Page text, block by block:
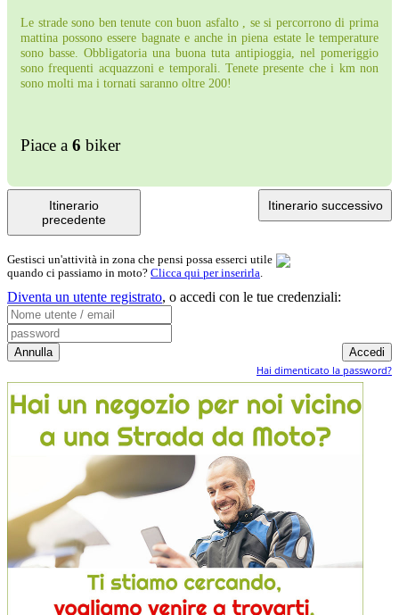
Le strade sono ben tenute con buon asfalto , se si percorrono di prima
mattina possono essere bagnate e anche in piena estate le temperature
sono basse. Obbligatoria una buona tuta antipioggia, nel pomeriggio
sono frequenti acquazzoni e temporali. Tenete presente che i km non
sono molti ma i tornati saranno oltre 200!
Piace a 6 biker
Itinerario
precedente
Itinerario successivo
Gestisci un'attività in zona che pensi possa esserci utile
quando ci passiamo in moto? Clicca qui per inserirla.
Diventa un utente registrato, o accedi con le tue credenziali:
Hai dimenticato la password?